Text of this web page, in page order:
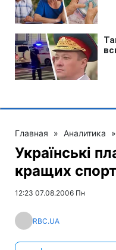
Главная » Аналитика »
Українські
кращих
12:23 07.08.2006 Пн
RBC.UA